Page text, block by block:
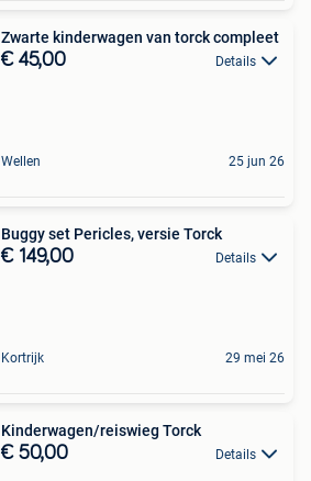
Zwarte kinderwagen van torck compleet
€ 45,00 Details
Wellen 25 jun 26
Buggy set Pericles, versie Torck
€ 149,00 Details
Kortrijk 29 mei 26
Kinderwagen/reiswieg Torck
€ 50,00 Details